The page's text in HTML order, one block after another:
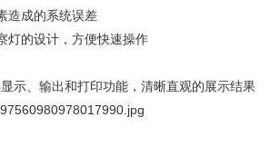
造成的系统误差
灯的设计，方便快速操作
示、输出和打印功能，清晰直观的展示结果